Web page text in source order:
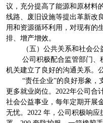
议，充分提高了能源和原材料
线路、废旧设施等提出革新改
用和资源循环利用，对现有的
排、增产增效。
（五）公共关系和社会公
公司积极配合监管部门
机关建立了良好的沟通关系。
“责任企业”的良好形象
更多就业岗位。2022年公司合
社会公益事业，每年定期开展
无忧。2022 年，公司积极响应